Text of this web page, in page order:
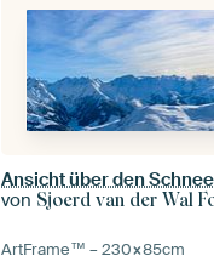
von Sjoerd van der Wal
ArtFrame™ –230×85cm